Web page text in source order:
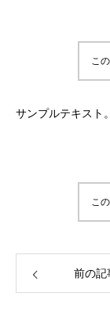
こ
サンプルテキスト
こ
前の記